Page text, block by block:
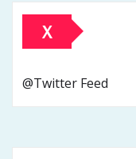
Ｘ
@Twitter Feed